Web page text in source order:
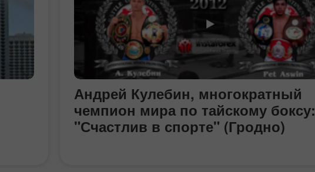
Андрей Кулебин, многократный
чемпион мира по тайскому боксу:
"Счастлив в спорте" (Гродно)